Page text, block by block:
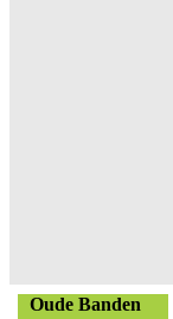
Oude Banden